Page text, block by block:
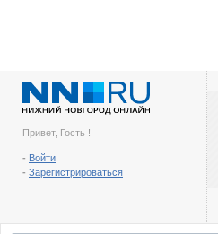
Привет, Гость !
- Войти
- Зарегистрироваться